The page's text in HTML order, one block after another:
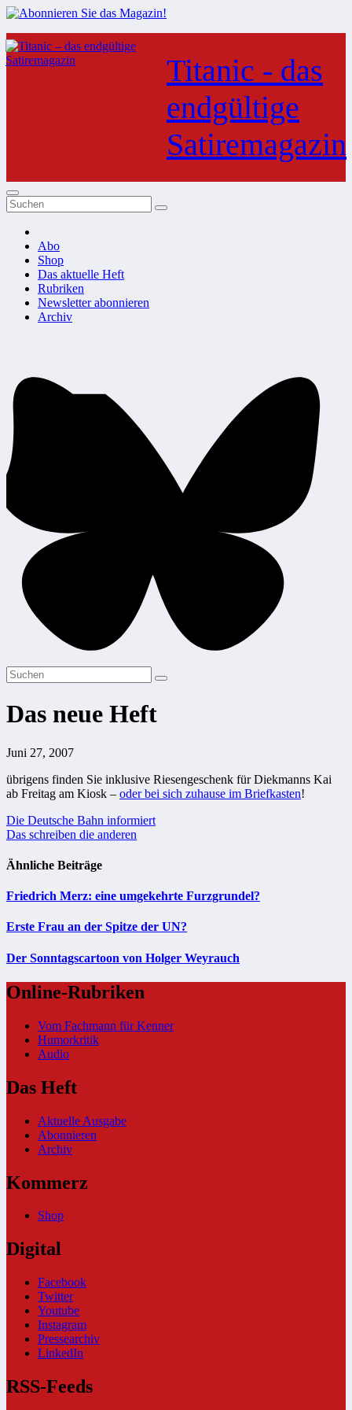
Zum
Inhalt
springen
Titanic - das
endgültige
Satiremagazin
Abo
Shop
Das aktuelle Heft
Rubriken
Newsletter abonnieren
Archiv
Das neue Heft
Juni 27, 2007
übrigens finden Sie inklusive Riesengeschenk für Diekmanns Kai
ab Freitag am Kiosk – oder bei sich zuhause im Briefkasten!
Beitragsnavigation
Die Deutsche Bahn informiert
Das schreiben die anderen
Ähnliche Beiträge
Friedrich Merz: eine umgekehrte Furzgrundel?
Erste Frau an der Spitze der UN?
Der Sonntagscartoon von Holger Weyrauch
Online-Rubriken
Vom Fachmann für Kenner
Humorkritik
Audio
Das Heft
Aktuelle Ausgabe
Abonnieren
Archiv
Kommerz
Shop
Digital
Facebook
Twitter
Youtube
Instagram
Pressearchiv
LinkedIn
RSS-Feeds